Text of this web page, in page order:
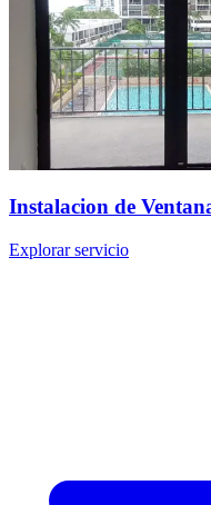
Instalacion de
Explorar servicio